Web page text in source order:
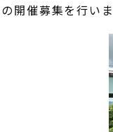
開催募集を行いま